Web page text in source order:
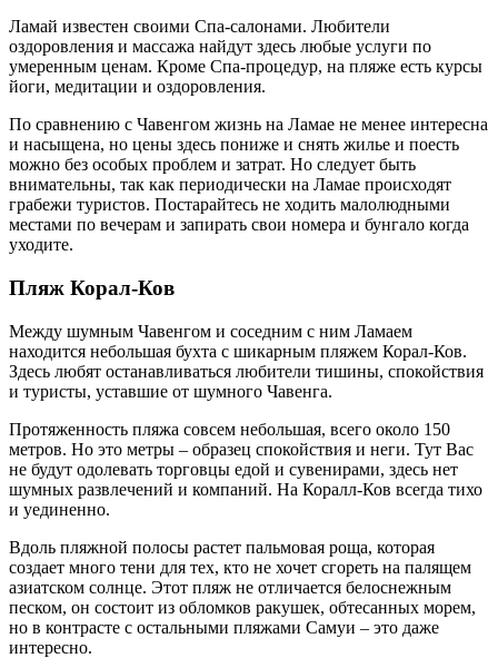
Ламай известен своими Спа-салонами. Любители
оздоровления и массажа найдут здесь любые услуги по
умеренным ценам. Кроме Спа-процедур, на пляже есть курсы
йоги, медитации и оздоровления.
По сравнению с Чавенгом жизнь на Ламае не менее интересна
и насыщена, но цены здесь пониже и снять жилье и поесть
можно без особых проблем и затрат. Но следует быть
внимательны, так как периодически на Ламае происходят
грабежи туристов. Постарайтесь не ходить малолюдными
местами по вечерам и запирать свои номера и бунгало когда
уходите.
Пляж Корал-Ков
Между шумным Чавенгом и соседним с ним Ламаем
находится небольшая бухта с шикарным пляжем Корал-Ков.
Здесь любят останавливаться любители тишины, спокойствия
и туристы, уставшие от шумного Чавенга.
Протяженность пляжа совсем небольшая, всего около 150
метров. Но это метры – образец спокойствия и неги. Тут Вас
не будут одолевать торговцы едой и сувенирами, здесь нет
шумных развлечений и компаний. На Коралл-Ков всегда тихо
и уединенно.
Вдоль пляжной полосы растет пальмовая роща, которая
создает много тени для тех, кто не хочет сгореть на палящем
азиатском солнце. Этот пляж не отличается белоснежным
песком, он состоит из обломков ракушек, обтесанных морем,
но в контрасте с остальными пляжами Самуи – это даже
интересно.